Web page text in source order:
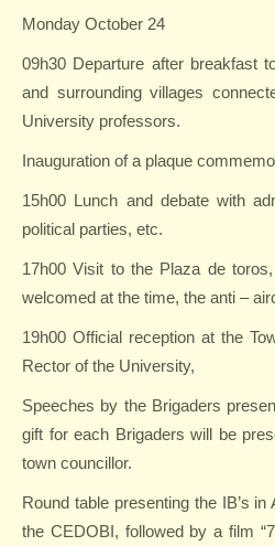
Monday October 24
09h30 Departure after breakfast
and surrounding villages
University professors.
Inauguration of a plaque
15h00 Lunch and debate with
political parties, etc.
17h00 Visit to the Plaza de
welcomed at the time, the anti –
19h00 Official reception at the
Rector of the University,
Speeches by the Brigaders
gift for each Brigaders will be
town councillor.
Round table presenting the IB’s
the CEDOBI, followed by a film